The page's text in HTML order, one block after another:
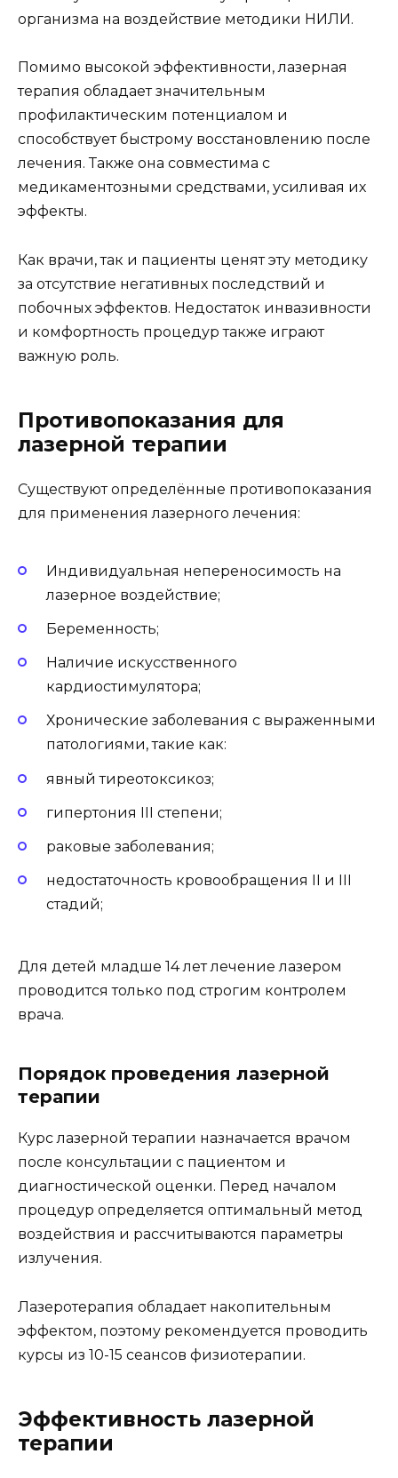
организма на воздействие методики НИЛИ.
Помимо высокой эффективности, лазерная
терапия обладает значительным
профилактическим потенциалом и
способствует быстрому восстановлению после
лечения. Также она совместима с
медикаментозными средствами, усиливая их
эффекты.
Как врачи, так и пациенты ценят эту методику
за отсутствие негативных последствий и
побочных эффектов. Недостаток инвазивности
и комфортность процедур также играют
важную роль.
Противопоказания для
лазерной терапии
Существуют определённые противопоказания
для применения лазерного лечения:
Индивидуальная непереносимость на
лазерное воздействие;
Беременность;
Наличие искусственного
кардиостимулятора;
Хронические заболевания с выраженными
патологиями, такие как:
явный тиреотоксикоз;
гипертония III степени;
раковые заболевания;
недостаточность кровообращения II и III
стадий;
Для детей младше 14 лет лечение лазером
проводится только под строгим контролем
врача.
Порядок проведения лазерной
терапии
Курс лазерной терапии назначается врачом
после консультации с пациентом и
диагностической оценки. Перед началом
процедур определяется оптимальный метод
воздействия и рассчитываются параметры
излучения.
Лазеротерапия обладает накопительным
эффектом, поэтому рекомендуется проводить
курсы из 10-15 сеансов физиотерапии.
Эффективность лазерной
терапии